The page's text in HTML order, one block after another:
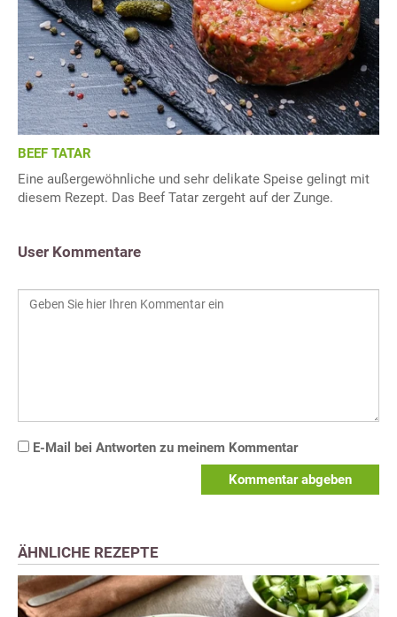
BEEF TATAR
Eine außergewöhnliche und sehr delikate Speise gelingt mit
diesem Rezept. Das Beef Tatar zergeht auf der Zunge.
User Kommentare
E-Mail bei Antworten zu meinem Kommentar
Kommentar abgeben
ÄHNLICHE REZEPTE